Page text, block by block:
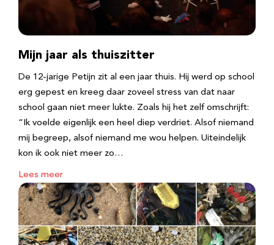
Mijn jaar als thuiszitter
De 12-jarige Petijn zit al een jaar thuis. Hij werd op school
erg gepest en kreeg daar zoveel stress van dat naar
school gaan niet meer lukte. Zoals hij het zelf omschrijft:
“Ik voelde eigenlijk een heel diep verdriet. Alsof niemand
mij begreep, alsof niemand me wou helpen. Uiteindelijk
kon ik ook niet meer zo…
Lees meer